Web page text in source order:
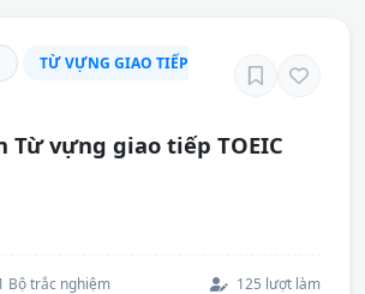
TỪ VỰNG GIAO TIẾP
Từ vựng giao tiếp TOEIC
Bộ trắc nghiệm 125 lượt làm